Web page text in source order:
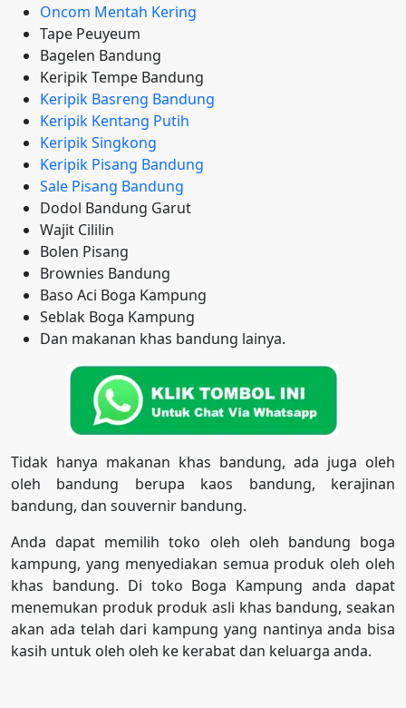
Oncom Mentah Kering
Tape Peuyeum
Bagelen Bandung
Keripik Tempe Bandung
Keripik Basreng Bandung
Keripik Kentang Putih
Keripik Singkong
Keripik Pisang Bandung
Sale Pisang Bandung
Dodol Bandung Garut
Wajit Cililin
Bolen Pisang
Brownies Bandung
Baso Aci Boga Kampung
Seblak Boga Kampung
Dan makanan khas bandung lainya.
Tidak hanya makanan khas bandung, ada juga oleh
oleh bandung berupa kaos bandung, kerajinan
bandung, dan souvernir bandung.
Anda dapat memilih toko oleh oleh bandung boga
kampung, yang menyediakan semua produk oleh oleh
khas bandung. Di toko Boga Kampung anda dapat
menemukan produk produk asli khas bandung, seakan
akan ada telah dari kampung yang nantinya anda bisa
kasih untuk oleh oleh ke kerabat dan keluarga anda.